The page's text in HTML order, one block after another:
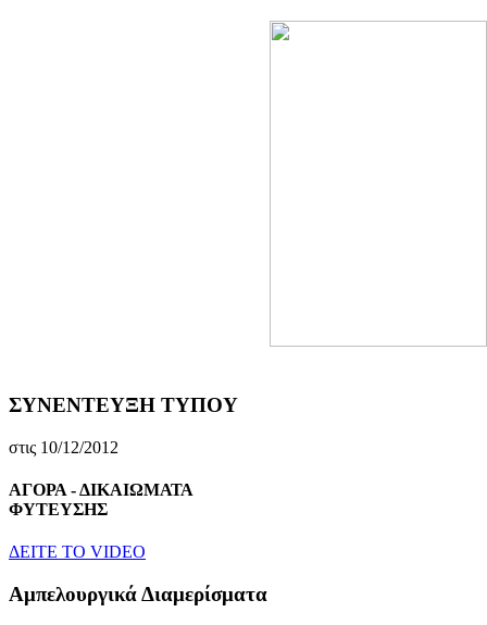
ΣΥΝΕΝΤΕΥΞΗ ΤΥΠΟΥ
στις 10/12/2012
ΑΓΟΡΑ - ΔΙΚΑΙΩΜΑΤΑ
ΦΥΤΕΥΣΗΣ
ΔEITE TO VIDEO
Αμπελουργικά Διαμερίσματα